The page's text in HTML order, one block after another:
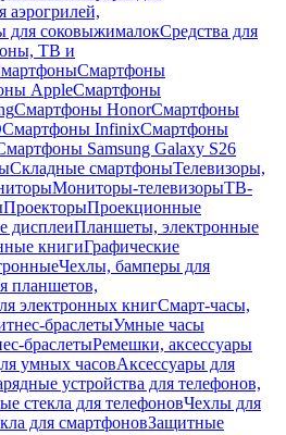
аэрогрилей,
для соковыжималокСредства для
ТВ и
Смартфоны
AppleСмартфоны
Смартфоны HonorСмартфоны
Смартфоны InfinixСмартфоны
Samsung Galaxy S26
Складные смартфоныТелевизоры,
Мониторы-телевизорыТВ-
ПроекторыПроекционные
дисплеиПланшеты, электронные
книгиГрафические
Чехлы, бамперы для
планшетов,
электронных книгСмарт-часы,
браслетыУмные часы
браслетыРемешки, аксессуары
умных часовАксессуары для
устройства для телефонов,
стекла для телефоновЧехлы для
для смартфоновЗащитные